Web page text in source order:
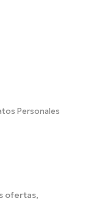
Personales
ofertas,